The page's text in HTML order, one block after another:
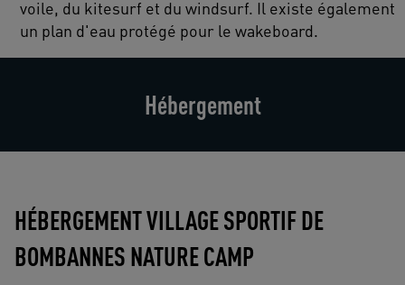
voile, du kitesurf et du windsurf. Il existe également
un plan d'eau protégé pour le wakeboard.
Hébergement
HÉBERGEMENT VILLAGE SPORTIF DE
BOMBANNES NATURE CAMP